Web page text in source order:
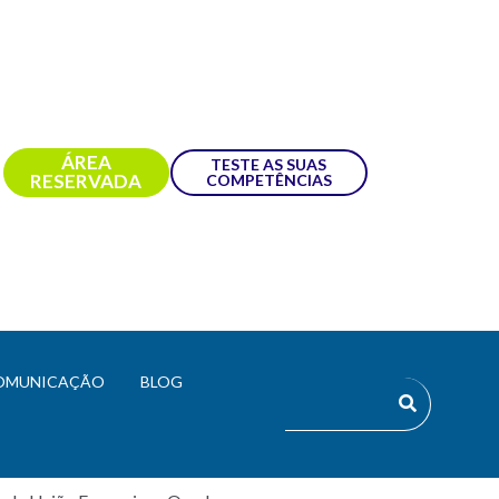
ÁREA
RESERVADA
TESTE AS SUAS
COMPETÊNCIAS
BLOG
DIGITAIS?
REFORÇANDO O